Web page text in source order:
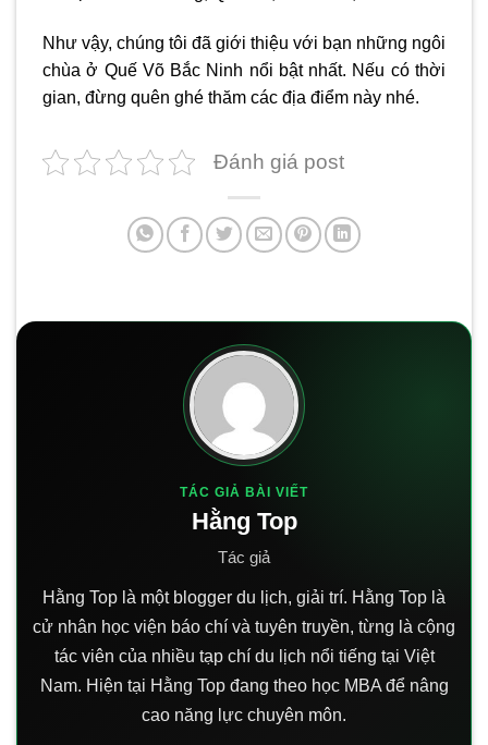
Như vậy, chúng tôi đã giới thiệu với bạn những ngôi
chùa ở Quế Võ Bắc Ninh nổi bật nhất. Nếu có thời
gian, đừng quên ghé thăm các địa điểm này nhé.
Đánh giá post
TÁC GIẢ BÀI VIẾT
Hằng Top
Tác giả
Hằng Top là một blogger du lịch, giải trí. Hằng Top là
cử nhân học viện báo chí và tuyên truyền, từng là cộng
tác viên của nhiều tạp chí du lịch nổi tiếng tại Việt
Nam. Hiện tại Hằng Top đang theo học MBA để nâng
cao năng lực chuyên môn.